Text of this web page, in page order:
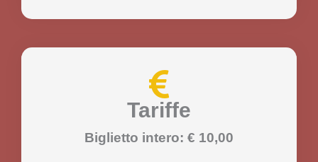
Tariffe
Biglietto intero: € 10,00